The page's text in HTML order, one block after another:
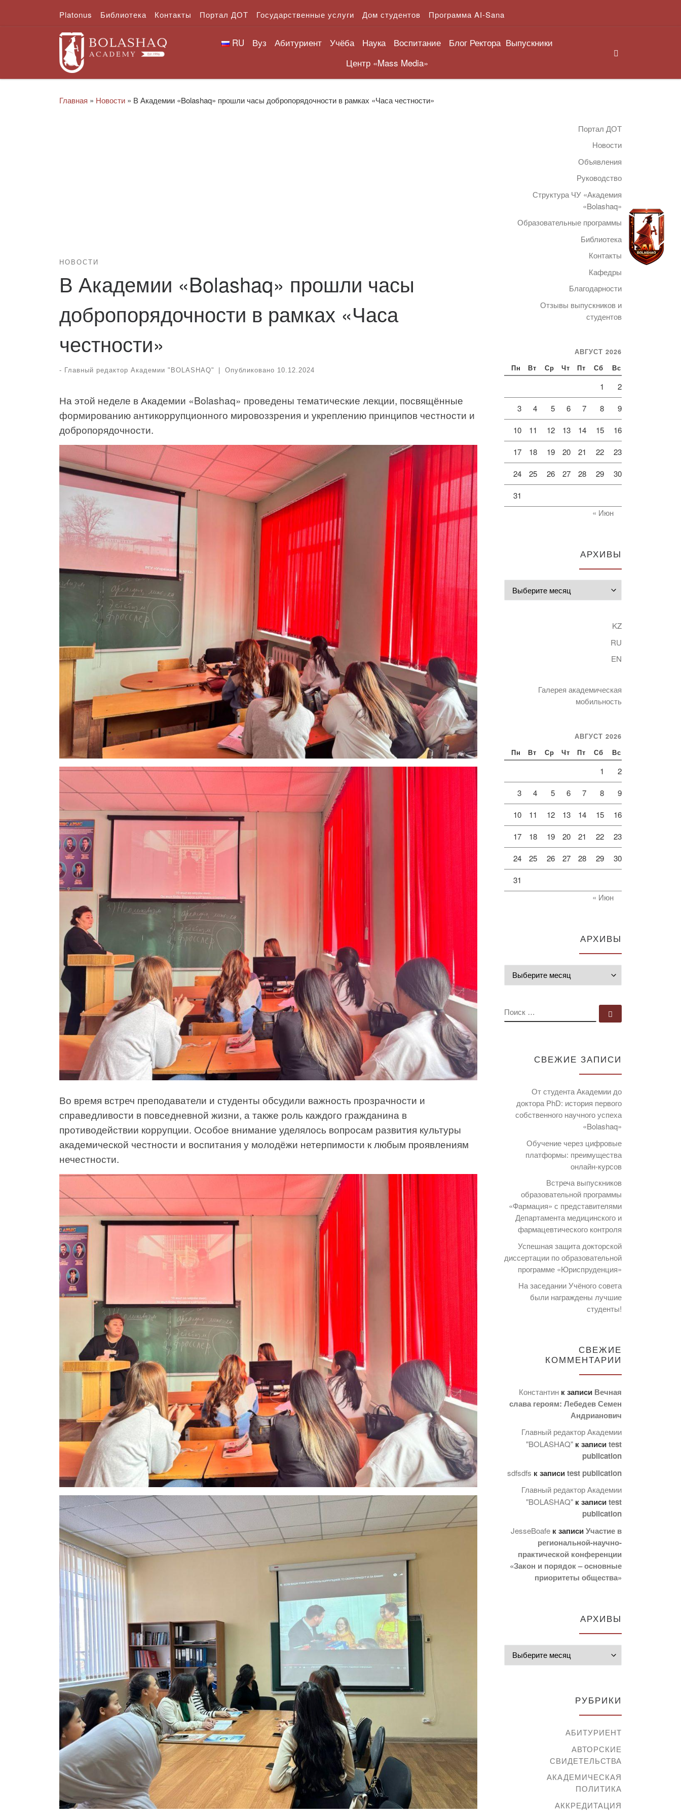
Перейти к содержимому
Platonus Библиотека Контакты Портал ДОТ Государственные услуги Дом студентов Программа AI-Sana
RU Вуз Абитуриент Учёба Наука Воспитание Блог Ректора Выпускники
Центр «Mass Media»
Главная » Новости » В Академии «Bolashaq» прошли часы добропорядочности в рамках «Часа честности»
НОВОСТИ
В Академии «Bolashaq» прошли часы
добропорядочности в рамках «Часа
честности»
- Главный редактор Академии "BOLASHAQ" Опубликовано 10.12.2024
На этой неделе в Академии «Bolashaq» проведены тематические лекции, посвящённые
формированию антикоррупционного мировоззрения и укреплению принципов честности и
добропорядочности.
Во время встреч преподаватели и студенты обсудили важность прозрачности и
справедливости в повседневной жизни, а также роль каждого гражданина в
противодействии коррупции. Особое внимание уделялось вопросам развития культуры
академической честности и воспитания у молодёжи нетерпимости к любым проявлениям
нечестности.
Портал ДОТ
Новости
Объявления
Руководство
Структура ЧУ «Академия
«Bolashaq»
Образовательные программы
Библиотека
Контакты
Кафедры
Благодарности
Отзывы выпускников и
студентов
АВГУСТ 2026
Пн Вт Ср Чт Пт Сб Вс
1 2
3 4 5 6 7 8 9
10 11 12 13 14 15 16
17 18 19 20 21 22 23
24 25 26 27 28 29 30
31
« Июн
АРХИВЫ
KZ
RU
EN
Галерея академическая
мобильность
АВГУСТ 2026
Пн Вт Ср Чт Пт Сб Вс
1 2
3 4 5 6 7 8 9
10 11 12 13 14 15 16
17 18 19 20 21 22 23
24 25 26 27 28 29 30
31
« Июн
АРХИВЫ
ПОИСК
СВЕЖИЕ ЗАПИСИ
От студента Академии до
доктора PhD: история первого
собственного научного успеха
«Bolashaq»
Обучение через цифровые
платформы: преимущества
онлайн-курсов
Встреча выпускников
образовательной программы
«Фармация» с представителями
Департамента медицинского и
фармацевтического контроля
Успешная защита докторской
диссертации по образовательной
программе «Юриспруденция»
На заседании Учёного совета
были награждены лучшие
студенты!
СВЕЖИЕ
КОММЕНТАРИИ
Константин к записи Вечная
слава героям: Лебедев Семен
Андрианович
Главный редактор Академии
"BOLASHAQ" к записиtest
publication
sdfsdfs к записиtest publication
Главный редактор Академии
"BOLASHAQ" к записиtest
publication
JesseBoafe к записиУчастие в
региональной-научно-
практической конференции
«Закон и порядок – основные
приоритеты общества»
АРХИВЫ
РУБРИКИ
АБИТУРИЕНТ
АВТОРСКИЕ
СВИДЕТЕЛЬСТВА
АКАДЕМИЧЕСКАЯ
ПОЛИТИКА
АККРЕДИТАЦИЯ